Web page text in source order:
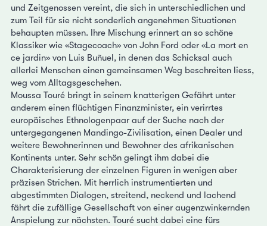
und Zeitgenossen vereint, die sich in unterschiedlichen und
zum Teil für sie nicht sonderlich angenehmen Situationen
behaupten müssen. Ihre Mischung erinnert an so schöne
Klassiker wie «Stagecoach» von John Ford oder «La mort en
ce jardin» von Luis Buñuel, in denen das Schicksal auch
allerlei Menschen einen gemeinsamen Weg beschreiten liess,
weg vom Alltagsgeschehen.
Moussa Touré bringt in seinem knatterigen Gefährt unter
anderem einen flüchtigen Finanzminister, ein verirrtes
europäisches Ethnologenpaar auf der Suche nach der
untergegangenen Mandingo-Zivilisation, einen Dealer und
weitere Bewohnerinnen und Bewohner des afrikanischen
Kontinents unter. Sehr schön gelingt ihm dabei die
Charakterisierung der einzelnen Figuren in wenigen aber
präzisen Strichen. Mit herrlich instrumentierten und
abgestimmten Dialogen, streitend, neckend und lachend
fährt die zufällige Gesellschaft von einer augenzwinkernden
Anspielung zur nächsten. Touré sucht dabei eine fürs